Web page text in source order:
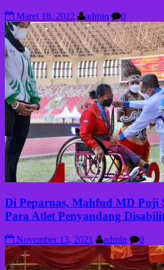
Maret 18, 2022 admin 0
Di Peparnas, Mahfud MD Puji
Para Atlet Penyandang
November 13, 2021 admin 0